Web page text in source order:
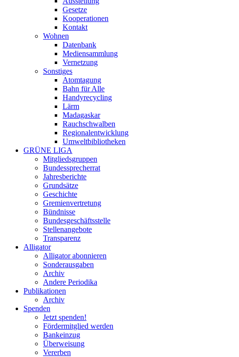
Gesetze
Kooperationen
Kontakt
Wohnen
Datenbank
Mediensammlung
Vernetzung
Sonstiges
Atomtagung
Bahn für Alle
Handyrecycling
Lärm
Madagaskar
Rauchschwalben
Regionalentwicklung
Umweltbibliotheken
GRÜNE LIGA
Mitgliedsgruppen
Bundessprecherrat
Jahresberichte
Grundsätze
Geschichte
Gremienvertretung
Bündnisse
Bundesgeschäftsstelle
Stellenangebote
Transparenz
Alligator
Alligator abonnieren
Sonderausgaben
Archiv
Andere Periodika
Publikationen
Archiv
Spenden
Jetzt spenden!
Fördermitglied werden
Bankeinzug
Überweisung
Vererben